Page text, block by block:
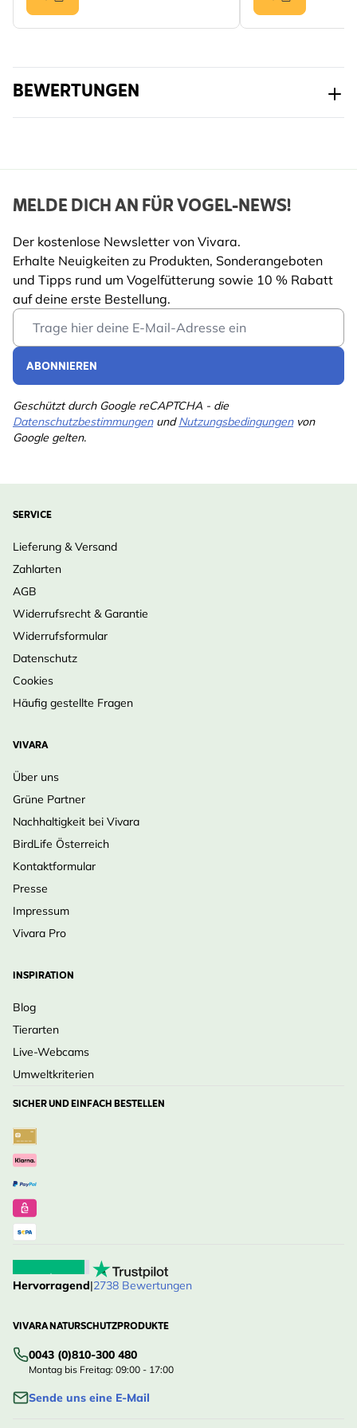
Fütterungsmethode
Profitierende
Haussperling,
Rotkehlchen, Buchfink,
Grünfink, Stieglitz, Star,
Erlenzeisig, Amsel,
Mehr lesen
BEWERTUNGEN
MELDE DICH AN FÜR VOGEL-NEWS!
Der kostenlose Newsletter von Vivara.
Erhalte Neuigkeiten zu Produkten, Sonderangeboten
und Tipps rund um Vogelfütterung sowie 10 % Rabatt
auf deine erste Bestellung.
Email Address
ABONNIEREN
Geschützt durch Google reCAPTCHA - die
DatenschutzbestimmungenundNutzungsbedingungenvon
Google gelten.
SERVICE
Lieferung & Versand
Zahlarten
AGB
Widerrufsrecht & Garantie
Widerrufsformular
Datenschutz
Cookies
Häufig gestellte Fragen
VIVARA
Über uns
Grüne Partner
Nachhaltigkeit bei Vivara
BirdLife Österreich
Kontaktformular
Presse
Impressum
Vivara Pro
INSPIRATION
Blog
Tierarten
Live-Webcams
Umweltkriterien
SICHER UND EINFACH BESTELLEN
Hervorragend|2738 Bewertungen
VIVARA NATURSCHUTZPRODUKTE
0043 (0)810-300 480
Montag bis Freitag: 09:00 - 17:00
Sende uns eine E-Mail